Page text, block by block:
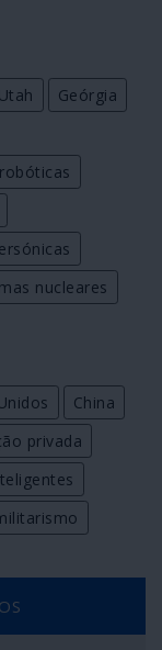
Utah
Geórgia
nucleares
China
privada